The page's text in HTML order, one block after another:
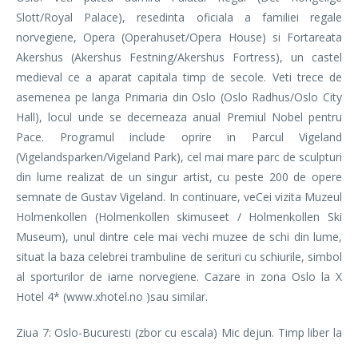
Slott/Royal Palace), resedinta oficiala a familiei regale
norvegiene, Opera (Operahuset/Opera House) si Fortareata
Akershus (Akershus Festning/Akershus Fortress), un castel
medieval ce a aparat capitala timp de secole. Veti trece de
asemenea pe langa Primaria din Oslo (Oslo Radhus/Oslo City
Hall), locul unde se decerneaza anual Premiul Nobel pentru
Pace. Programul include oprire in Parcul Vigeland
(Vigelandsparken/Vigeland Park), cel mai mare parc de sculpturi
din lume realizat de un singur artist, cu peste 200 de opere
semnate de Gustav Vigeland. In continuare, veCei vizita Muzeul
Holmenkollen (Holmenkollen skimuseet / Holmenkollen Ski
Museum), unul dintre cele mai vechi muzee de schi din lume,
situat la baza celebrei trambuline de serituri cu schiurile, simbol
al sporturilor de iarne norvegiene. Cazare in zona Oslo la X
Hotel 4* (www.xhotel.no )sau similar.
Ziua 7: Oslo-Bucuresti (zbor cu escala) Mic dejun. Timp liber la